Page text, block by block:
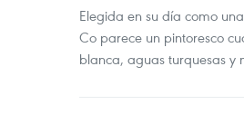
Elegida en su día como
Co parece un pintoresco
blanca, aguas turquesas y